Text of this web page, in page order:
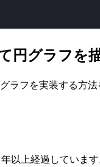
円グラフを
ラフを実装する方法
以上経過していま